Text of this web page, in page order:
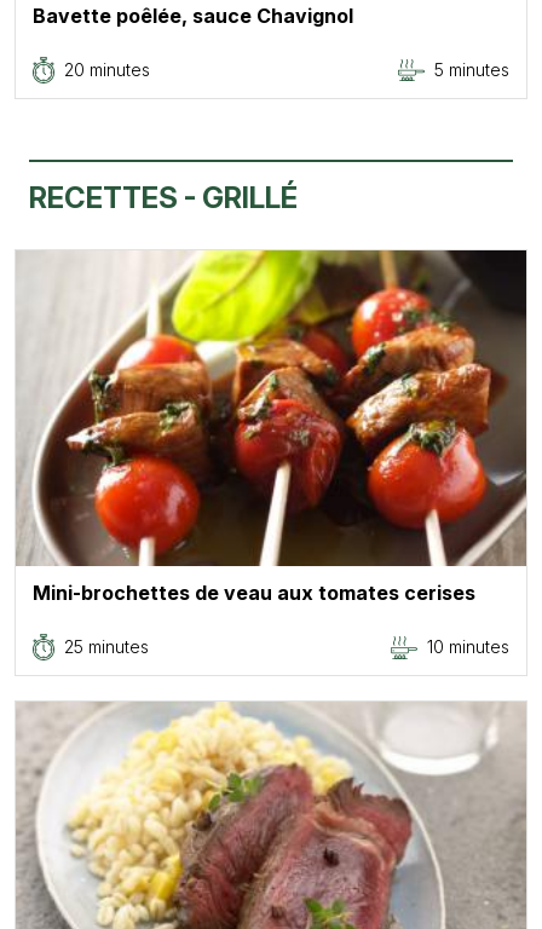
Bavette poêlée, sauce Chavignol
20 minutes 5 minutes
RECETTES - GRILLÉ
Mini-brochettes de veau aux tomates cerises
25 minutes 10 minutes